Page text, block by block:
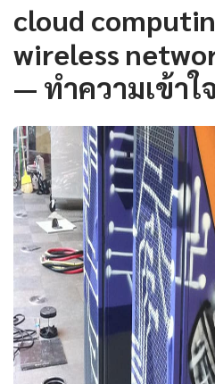
cloud
wireless
— ทำความเข้า